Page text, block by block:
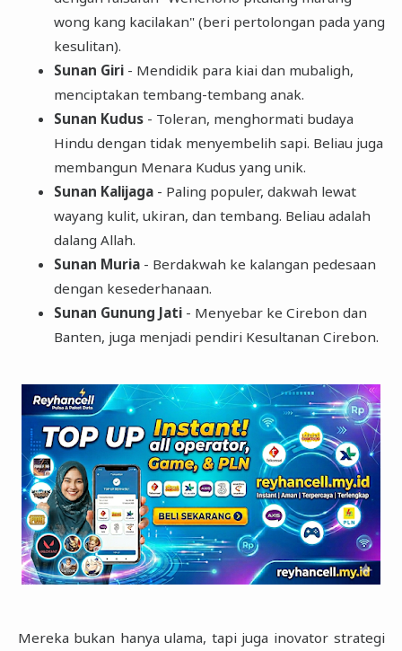
wong kang kacilakan" (beri pertolongan pada yang
kesulitan).
Sunan Giri- Mendidik para kiai dan mubaligh,
menciptakan tembang-tembang anak.
Sunan Kudus- Toleran, menghormati budaya
Hindu dengan tidak menyembelih sapi. Beliau juga
membangun Menara Kudus yang unik.
Sunan Kalijaga- Paling populer, dakwah lewat
wayang kulit, ukiran, dan tembang. Beliau adalah
dalang Allah.
Sunan Muria- Berdakwah ke kalangan pedesaan
dengan kesederhanaan.
Sunan Gunung Jati- Menyebar ke Cirebon dan
Banten, juga menjadi pendiri Kesultanan Cirebon.
Mereka bukan hanya ulama, tapi juga inovator strategi